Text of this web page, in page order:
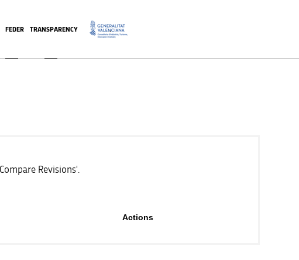
FEDER TRANSPARENCY .
Revisions'.
Actions